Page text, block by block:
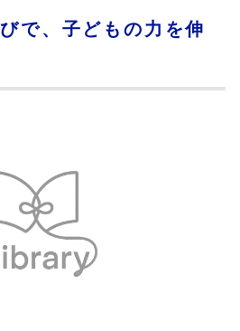
で、子どもの力を伸